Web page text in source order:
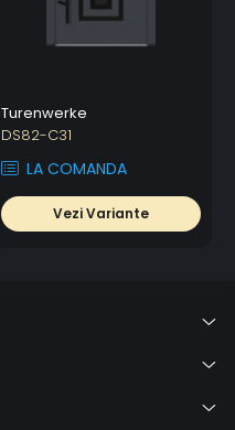
Turenwerke
DS82-C31
LA COMANDA
Vezi Variante